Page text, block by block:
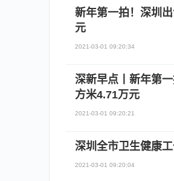
新年第一拍！深圳
元
2021-03-01 09:20:34
深新早点丨新年第
方米4.71万元
2021-03-01 09:20:21
深圳全市卫生健康
2021-03-01 09:20:04